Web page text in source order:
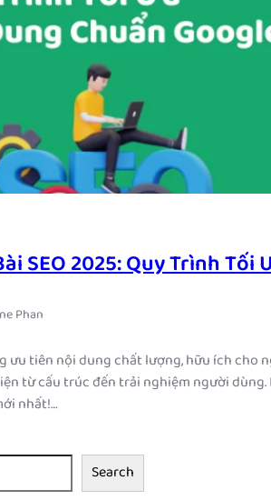
SEO 2025: Quy Trình
Phan
ưu tiên nội dung chất lượng, hữu ích cho
từ cấu trúc đến trải nghiệm người
nhất!…
Search